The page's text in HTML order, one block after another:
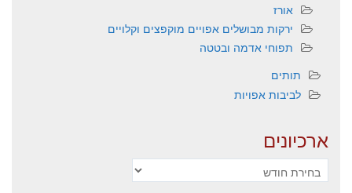
אורז
ירקות מבושלים אפויים מוקפצים וקלויים
תפוחי אדמה ובטטה
תותים
לביבות אפויות
ארכיונים